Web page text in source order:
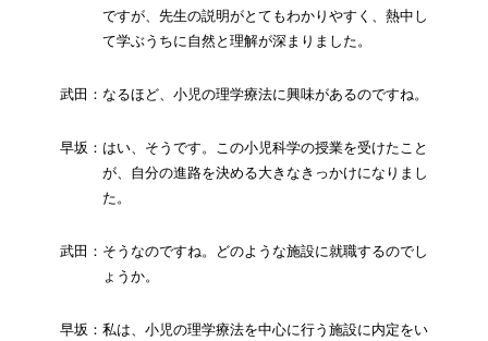
ですが、先生の説明がとてもわかりやすく、熱中し
て学ぶうちに自然と理解が深まりました。
武田：なるほど、小児の理学療法に興味があるのですね。
早坂：はい、そうです。この小児科学の授業を受けたこと
が、自分の進路を決める大きなきっかけになりまし
た。
武田：そうなのですね。どのような施設に就職するのでし
ょうか。
早坂：私は、小児の理学療法を中心に行う施設に内定をい